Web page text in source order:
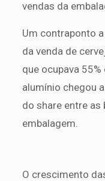
vendas da
Um contraponto
da venda de
que ocupava
alumínio chegou
do share entre as
embalagem.
O crescimento